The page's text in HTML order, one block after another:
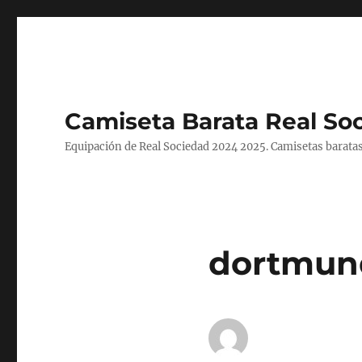
Camiseta Barata Real
Equipación de Real Sociedad 2024 2025. Camisetas